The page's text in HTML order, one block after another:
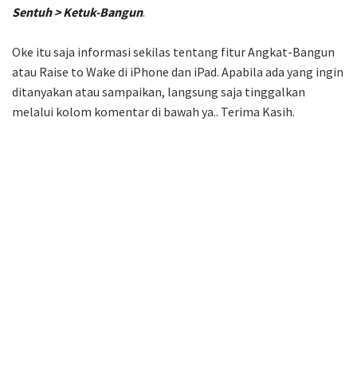
Sentuh > Ketuk-Bangun.
Oke itu saja informasi sekilas tentang fitur Angkat-Bangun
atau Raise to Wake di iPhone dan iPad. Apabila ada yang ingin
ditanyakan atau sampaikan, langsung saja tinggalkan
melalui kolom komentar di bawah ya.. Terima Kasih.